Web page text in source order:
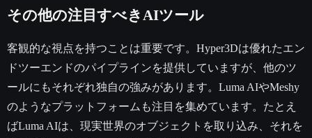
その他の注目すべきAIツール
客観的な視点を持つことは重要です。Hyper3Dは優れたエン
ドツーエンドのパイプラインを提供していますが、他のツ
ールにもそれぞれ独自の強みがあります。Luma AIやMeshy
のようなプラットフォームも注目を集めています。たとえ
ばLuma AIは、現実世界のオブジェクトを取り込み、それを